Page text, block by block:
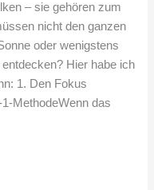
– sie gehören zum
nicht den ganzen
oder wenigstens
Hier habe ich
1. Den Fokus
MethodeWenn das